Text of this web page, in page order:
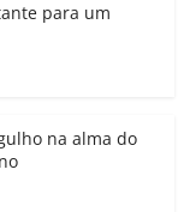
y
k
p
h
para um
na alma do